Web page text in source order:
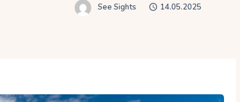
See Sights 14.05.2025